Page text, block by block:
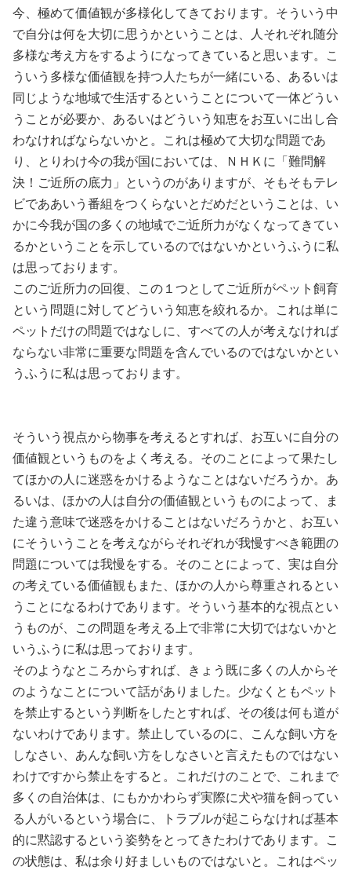
今、極めて価値観が多様化してきております。そういう中
で自分は何を大切に思うかということは、人それぞれ随分
多様な考え方をするようになってきていると思います。こ
ういう多様な価値観を持つ人たちが一緒にいる、あるいは
同じような地域で生活するということについて一体どうい
うことが必要か、あるいはどういう知恵をお互いに出し合
わなければならないかと。これは極めて大切な問題であ
り、とりわけ今の我が国においては、ＮＨＫに「難問解
決！ご近所の底力」というのがありますが、そもそもテレ
ビでああいう番組をつくらないとだめだということは、い
かに今我が国の多くの地域でご近所力がなくなってきてい
るかということを示しているのではないかというふうに私
は思っております。
このご近所力の回復、この１つとしてご近所がペット飼育
という問題に対してどういう知恵を絞れるか。これは単に
ペットだけの問題ではなしに、すべての人が考えなければ
ならない非常に重要な問題を含んでいるのではないかとい
うふうに私は思っております。
そういう視点から物事を考えるとすれば、お互いに自分の
価値観というものをよく考える。そのことによって果たし
てほかの人に迷惑をかけるようなことはないだろうか。あ
るいは、ほかの人は自分の価値観というものによって、ま
た違う意味で迷惑をかけることはないだろうかと、お互い
にそういうことを考えながらそれぞれが我慢すべき範囲の
問題については我慢をする。そのことによって、実は自分
の考えている価値観もまた、ほかの人から尊重されるとい
うことになるわけであります。そういう基本的な視点とい
うものが、この問題を考える上で非常に大切ではないかと
いうふうに私は思っております。
そのようなところからすれば、きょう既に多くの人からそ
のようなことについて話がありました。少なくともペット
を禁止するという判断をしたとすれば、その後は何も道が
ないわけであります。禁止しているのに、こんな飼い方を
しなさい、あんな飼い方をしなさいと言えたものではない
わけですから禁止をすると。これだけのことで、これまで
多くの自治体は、にもかかわらず実際に犬や猫を飼ってい
る人がいるという場合に、トラブルが起こらなければ基本
的に黙認するという姿勢をとってきたわけであります。こ
の状態は、私は余り好ましいものではないと。これはペッ